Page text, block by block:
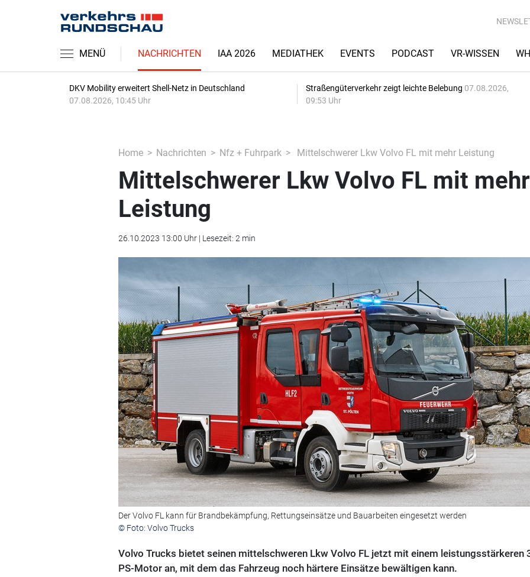
MENÜ NACHRICHTEN IAA 2026 MEDIATHEK EVENTS PODCAST VR-WISSEN
DKV Mobility erweitert Shell-Netz in Deutschland
07.08.2026, 10:45 Uhr
Straßengüterverkehr zeigt leichte Belebung 07.08.2026,
09:53 Uhr
Home Nachrichten Nfz + Fuhrpark Mittelschwerer Lkw Volvo FL mit mehr Leistung
Mittelschwerer Lkw Volvo FL mit mehr
Leistung
26.10.2023 13:00 Uhr | Lesezeit: 2 min
Der Volvo FL kann für Brandbekämpfung, Rettungseinsätze und Bauarbeiten eingesetzt werden
© Foto: Volvo Trucks
Volvo Trucks bietet seinen mittelschweren Lkw Volvo FL jetzt mit einem leistungsstärkeren
PS-Motor an, mit dem das Fahrzeug noch härtere Einsätze bewältigen kann.